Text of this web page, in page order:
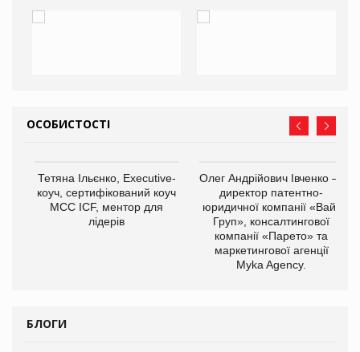
ОСОБИСТОСТІ
Тетяна Ільєнко, Executive-
коуч, сертифікований коуч
МСС ICF, ментор для
лідерів
Олег Андрійович Івченко —
директор патентно-
юридичної компанії «Вайз
Груп», консалтингової
компанії «Парето» та
маркетингової агенції
Myka Agency.
БЛОГИ